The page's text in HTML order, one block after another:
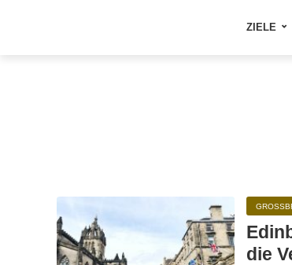
ZIELE
die